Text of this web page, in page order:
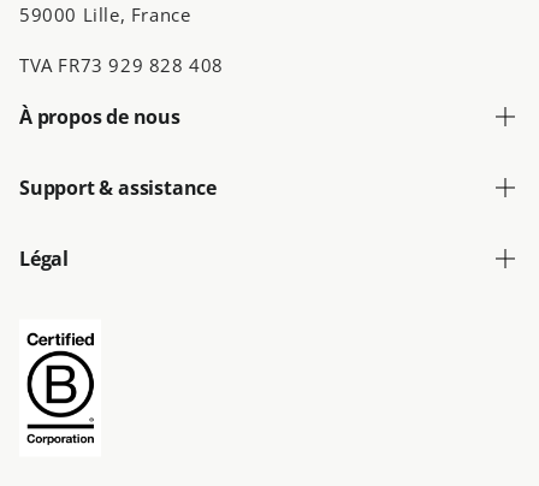
59000 Lille, France
TVA FR73 929 828 408
À propos de nous
Support & assistance
Légal